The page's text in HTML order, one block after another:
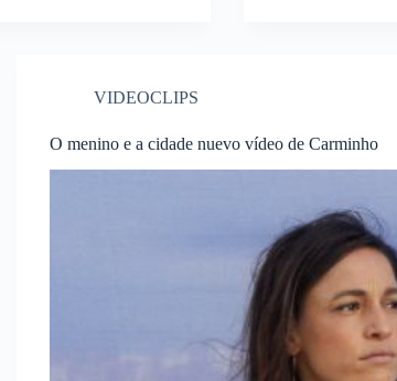
VIDEOCLIPS
O menino e a cidade nuevo vídeo de Carminho